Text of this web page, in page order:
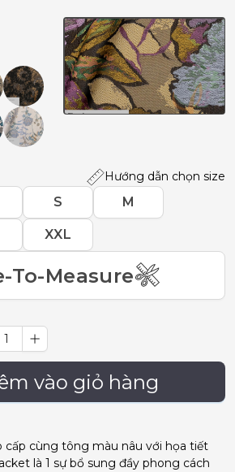
Hướng dẫn chọn size
S M
XXL
To-Measure
vào giỏ hàng
cấp cùng tông màu nâu với họa tiết
là 1 sự bổ sung đầy phong cách